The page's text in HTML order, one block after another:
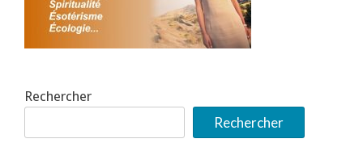
Rechercher
Rechercher